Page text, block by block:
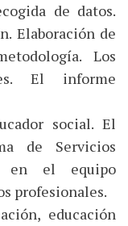
de datos.
Elaboración de
Los
El informe
social. El
de Servicios
en el equipo
profesionales.
educación